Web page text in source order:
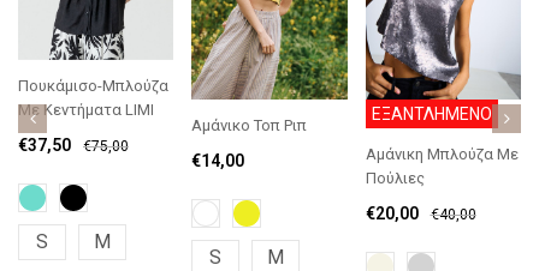
Πουκάμισο-Μπλούζα
Με Κεντήματα LIMI
€75,00
€37,50
S M
Αμάνικο Τοπ Ριπ
€14,00
S M
ΕΞΑΝΤΛΗΜΕΝΟ
Αμάνικη Μπλούζα Με
Πούλιες
€40,00
€20,00